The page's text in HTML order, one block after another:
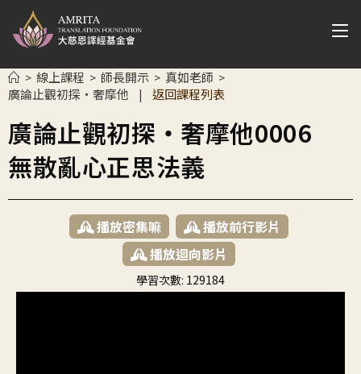
> 線上課程 > 師長開示 > 真如老師 >
廣論止觀初探・奢摩他 | 返回課程列表
廣論止觀初探・奢摩他0006
無散亂心正思法義
播放密集嘛
播放前行影片
播放迴向影片
學習次數: 129184